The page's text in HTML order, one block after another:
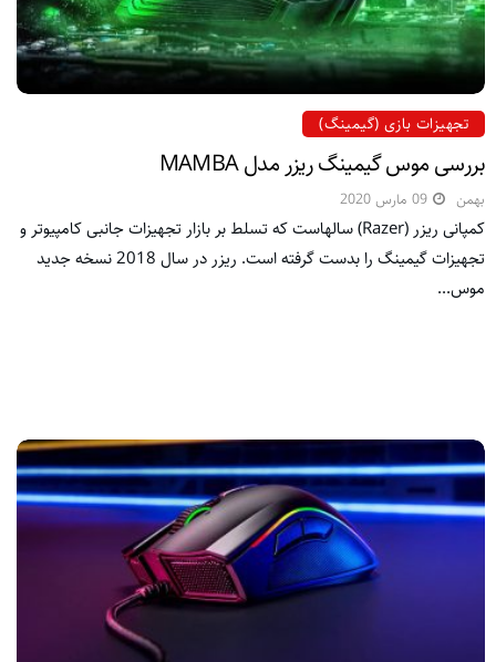
تجهیزات بازی (گیمینگ)
بررسی موس گیمینگ ریزر مدل MAMBA
بهمن 09 مارس 2020
کمپانی ریزر (Razer) سالهاست که تسلط بر بازار تجهیزات جانبی کامپیوتر و
تجهیزات گیمینگ را بدست گرفته است. ریزر در سال 2018 نسخه جدید
موس...